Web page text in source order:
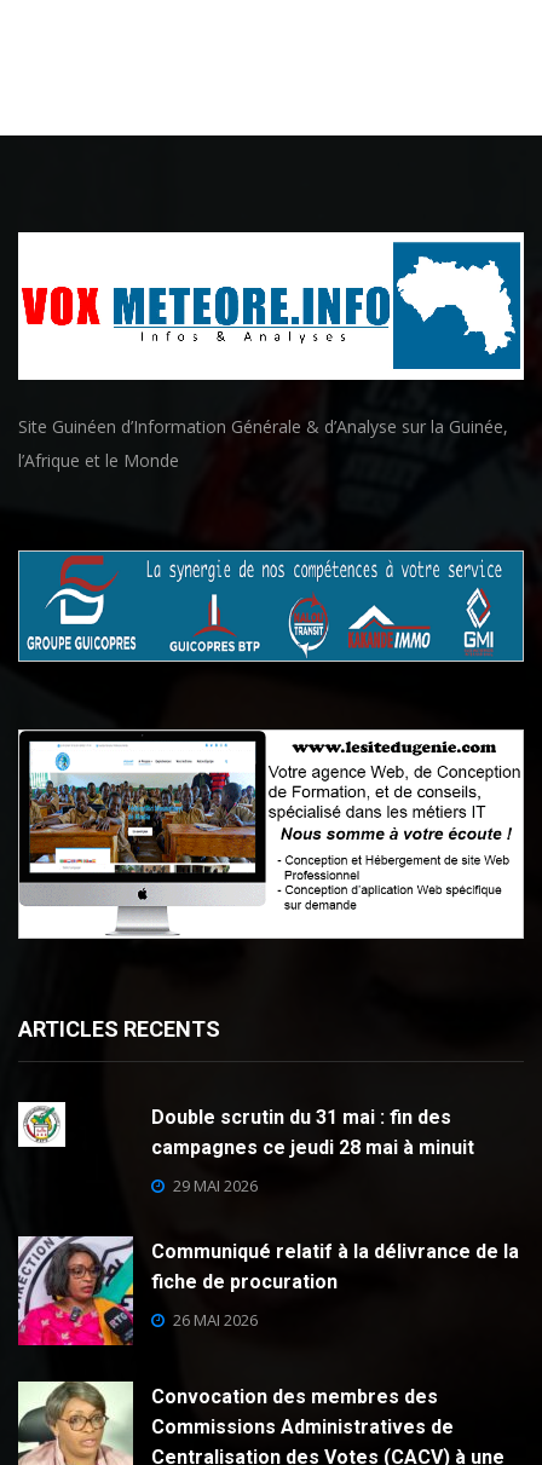
Site Guinéen d’Information Générale & d’Analyse sur la Guinée,
l’Afrique et le Monde
ARTICLES RECENTS
Double scrutin du 31 mai : fin des
campagnes ce jeudi 28 mai à minuit
29 MAI 2026
Communiqué relatif à la délivrance de la
fiche de procuration
26 MAI 2026
Convocation des membres des
Commissions Administratives de
Centralisation des Votes (CACV) à une